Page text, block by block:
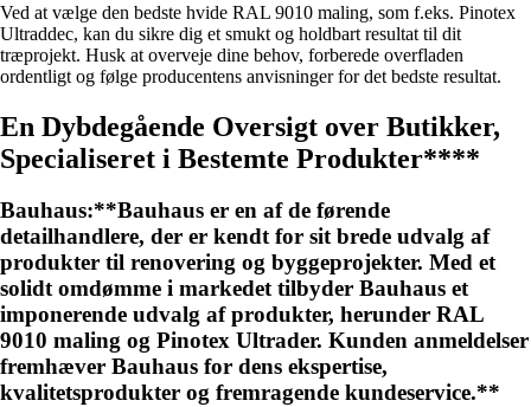
Ved at vælge den bedste hvide RAL 9010 maling, som f.eks. Pinotex
Ultraddec, kan du sikre dig et smukt og holdbart resultat til dit
træprojekt. Husk at overveje dine behov, forberede overfladen
ordentligt og følge producentens anvisninger for det bedste resultat.
En Dybdegående Oversigt over Butikker,
Specialiseret i Bestemte Produkter****
Bauhaus:**Bauhaus er en af de førende
detailhandlere, der er kendt for sit brede udvalg af
produkter til renovering og byggeprojekter. Med et
solidt omdømme i markedet tilbyder Bauhaus et
imponerende udvalg af produkter, herunder RAL
9010 maling og Pinotex Ultrader. Kunden anmeldelser
fremhæver Bauhaus for dens ekspertise,
kvalitetsprodukter og fremragende kundeservice.**